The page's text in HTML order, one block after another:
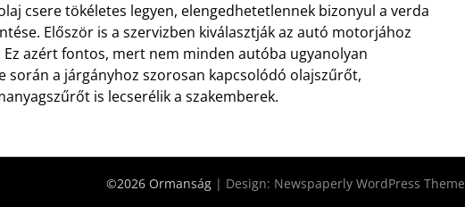
csere tökéletes legyen, elengedhetetlennek bizonyul a verda
Először is a szervizben kiválasztják az autó motorjához
azért fontos, mert nem minden autóba ugyanolyan
során a járgányhoz szorosan kapcsolódó olajszűrőt,
is lecserélik a szakemberek.
©2026 Ormanság | Design: Newspaperly WordPress Theme